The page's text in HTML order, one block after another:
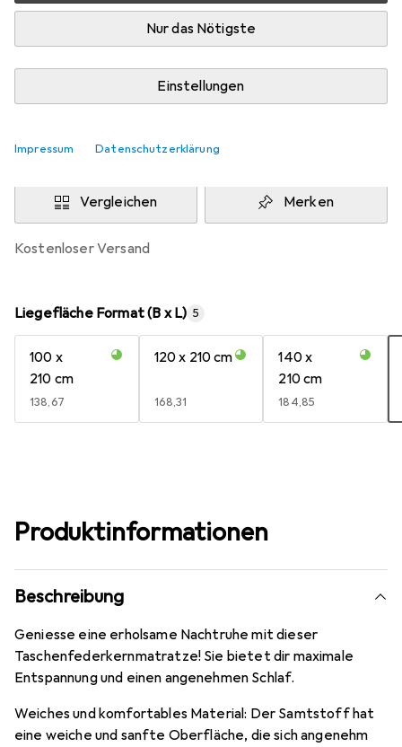
Nur das Nötigste
Einstellungen
Impressum Datenschutzerklärung
Mehr als 10 Stück an Lager beim Drittanbieter
Lieferort angeben für genaue Lieferzeit
Full LineEE
In den Warenkorb
Vergleichen Merken
kostenloser Versand
Liegefläche Format (B x L) 5
100 x
210 cm
EUR
138,67
120 x 210 cm
EUR
168,31
140 x
210 cm
EUR
184,85
Produktinformationen
Beschreibung
Geniesse eine erholsame Nachtruhe mit dieser
Taschenfederkernmatratze! Sie bietet dir maximale
Entspannung und einen angenehmen Schlaf.
Weiches und komfortables Material: Der Samtstoff hat
eine weiche und sanfte Oberfläche, die sich angenehm